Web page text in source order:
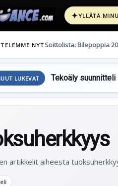
✦YLLÄTÄ
NYTSoittolista: Bilepoppia
LUKEVAT Tekoäly
artikkelit aiheesta